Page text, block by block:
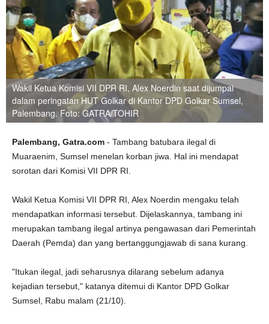
Wakil Ketua Komisi VII DPR RI, Alex Noerdin saat dijumpai
dalam peringatan HUT Golkar di Kantor DPD Golkar Sumsel,
Palembang. Foto: GATRA/TOHIR
Palembang, Gatra.com - Tambang batubara ilegal di
Muaraenim, Sumsel menelan korban jiwa. Hal ini mendapat
sorotan dari Komisi VII DPR RI.
Wakil Ketua Komisi VII DPR RI, Alex Noerdin mengaku telah
mendapatkan informasi tersebut. Dijelaskannya, tambang ini
merupakan tambang ilegal artinya pengawasan dari Pemerintah
Daerah (Pemda) dan yang bertanggungjawab di sana kurang.
"Itukan ilegal, jadi seharusnya dilarang sebelum adanya
kejadian tersebut," katanya ditemui di Kantor DPD Golkar
Sumsel, Rabu malam (21/10).